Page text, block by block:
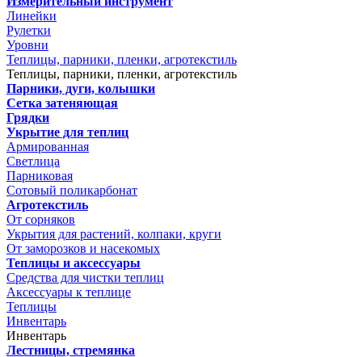
Линейки
Рулетки
Уровни
Теплицы, парники, пленки, агротекстиль
Теплицы, парники, пленки, агротекстиль
Парники, дуги, колышки
Сетка затеняющая
Грядки
Укрытие для теплиц
Армированная
Светлица
Парниковая
Сотовый поликарбонат
Агротекстиль
От сорняков
Укрытия для растений, колпаки, круги
От заморозков и насекомых
Теплицы и аксессуары
Средства для чистки теплиц
Аксессуары к теплице
Теплицы
Инвентарь
Инвентарь
Лестницы, стремянка